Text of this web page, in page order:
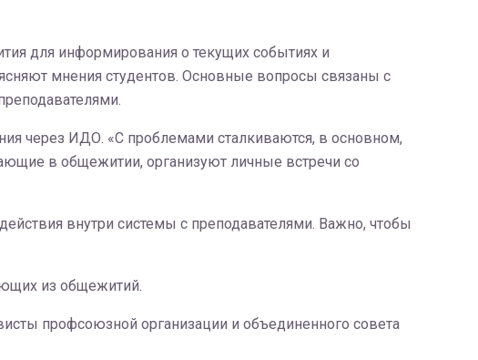
для информирования о текущих событиях и
мнения студентов. Основные вопросы связаны с
через ИДО. «С проблемами сталкиваются, в основном,
в общежитии, организуют личные встречи со
внутри системы с преподавателями. Важно, чтобы
из общежитий.
профсоюзной организации и объединенного совета